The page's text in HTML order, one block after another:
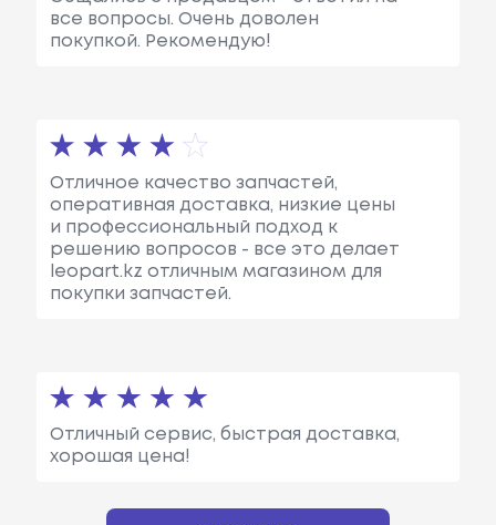
все вопросы. Очень доволен
покупкой. Рекомендую!
Отличное качество запчастей,
оперативная доставка, низкие цены
и профессиональный подход к
решению вопросов - все это делает
leopart.kz отличным магазином для
покупки запчастей.
Отличный сервис, быстрая доставка,
хорошая цена!